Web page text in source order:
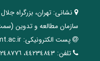
نشانی: تهران، ‌بزرگراه
سازمان مطالعه و تدوین‌
پست الکترونیکی:
تلفن: ٤٤٢٣٤٨٤٣، ٤٤٢٤٨٧٧٦، ٤٤٢٤٧٦٣١